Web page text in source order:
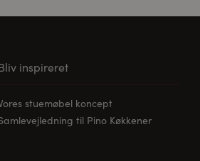
inspireret
stuemøbel koncept
til Pino Køkkener